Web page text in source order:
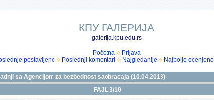
КПУ ГАЛЕРИЈА
galerija.kpu.edu.rs
Početna
Prijava
postavljeno Poslednji komentari Najgledanije Najbolje ocenjeno
sa Agencijom za bezbednost saobracaja (10.04.2013)
FAJL 3/10